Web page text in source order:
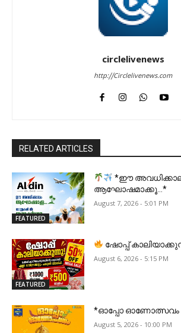
circlelivenews
http://Circlelivenews.com
RELATED ARTICLES
FEATURED
*ഈ
ആഘോഷമാക്കൂ…*
August 7, 2026 - 5:01 PM
FEATURED
ഷോപ്പ്
August 6, 2026 - 5:15 PM
*ഓപ്പോ
August 5, 2026 - 10:00 PM